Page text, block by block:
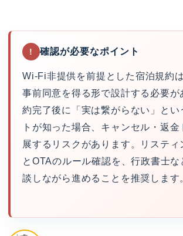
! 確認が必要なポイント
Wi-Fi非提供を前提とした宿泊規約
事前同意を得る形で設計する必要が
約完了後に「実は繋がらない」とい
トが知った場合、キャンセル・返金
展するリスクがあります。リスティ
とOTAのルール確認を、行政書士な
談しながら進めることを推奨します